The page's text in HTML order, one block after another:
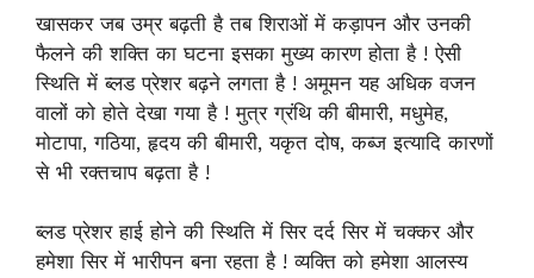
खासकर जब उम्र बढ़ती है तब शिराओं में कड़ापन और उनकी
फैलने की शक्ति का घटना इसका मुख्य कारण होता है ! ऐसी
स्थिति में ब्लड प्रेशर बढ़ने लगता है ! अमूमन यह अधिक वजन
वालों को होते देखा गया है ! मुत्र ग्रंथि की बीमारी, मधुमेह,
मोटापा, गठिया, हृदय की बीमारी, यकृत दोष, कब्ज इत्यादि कारणों
से भी रक्तचाप बढ़ता है !
ब्लड प्रेशर हाई होने की स्थिति में सिर दर्द सिर में चक्कर और
हमेशा सिर में भारीपन बना रहता है ! व्यक्ति को हमेशा आलस्य